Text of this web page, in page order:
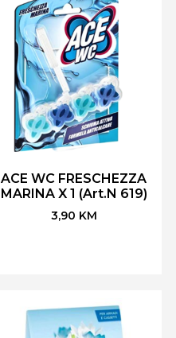
ACE WC FRESCHEZZA
MARINA X 1 (Art.N 619)
3,90 KM